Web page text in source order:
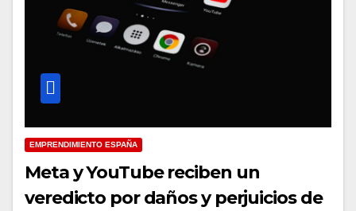
EMPRENDIMIENTO ESPAÑA
Meta y YouTube reciben un
veredicto por daños y perjuicios de